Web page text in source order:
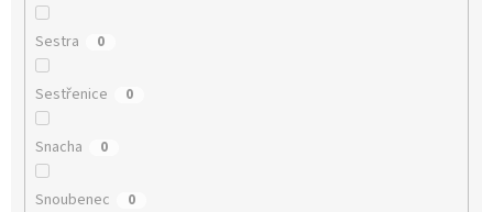
Sestra 0
Sestřenice 0
Snacha 0
Snoubenec 0